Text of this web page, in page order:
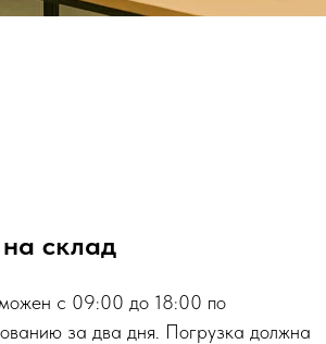
склад
с 09:00 до 18:00 по
за два дня. Погрузка должна